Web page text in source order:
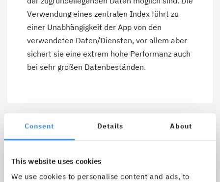
Consent Details About
This website uses cookies
We use cookies to personalise content and ads, to
Verwendung eines zentralen Index führt zu
einer Unabhängigkeit der App von den
verwendeten Daten/Diensten, vor allem aber
sichert sie eine extrem hohe Performanz auch
bei sehr großen Datenbeständen.